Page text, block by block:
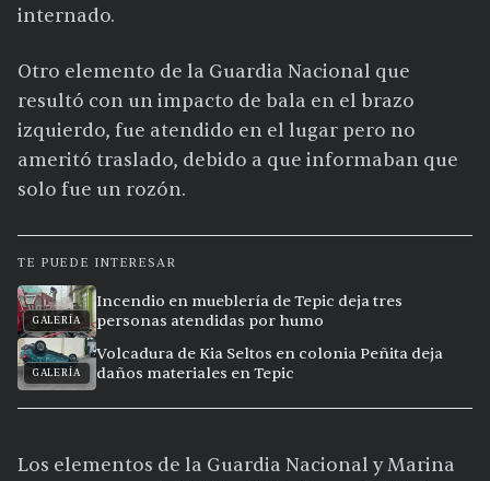
internado.
Otro elemento de la Guardia Nacional que
resultó con un impacto de bala en el brazo
izquierdo, fue atendido en el lugar pero no
ameritó traslado, debido a que informaban que
solo fue un rozón.
TE PUEDE INTERESAR
GALERÍA
Incendio en mueblería de Tepic deja tres
personas atendidas por humo
GALERÍA
Volcadura de Kia Seltos en colonia Peñita deja
daños materiales en Tepic
Los elementos de la Guardia Nacional y Marina